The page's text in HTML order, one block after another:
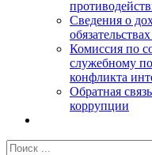
Сведения о
Комиссия по
служебному
конфликта
Обратная
коррупции
Результат